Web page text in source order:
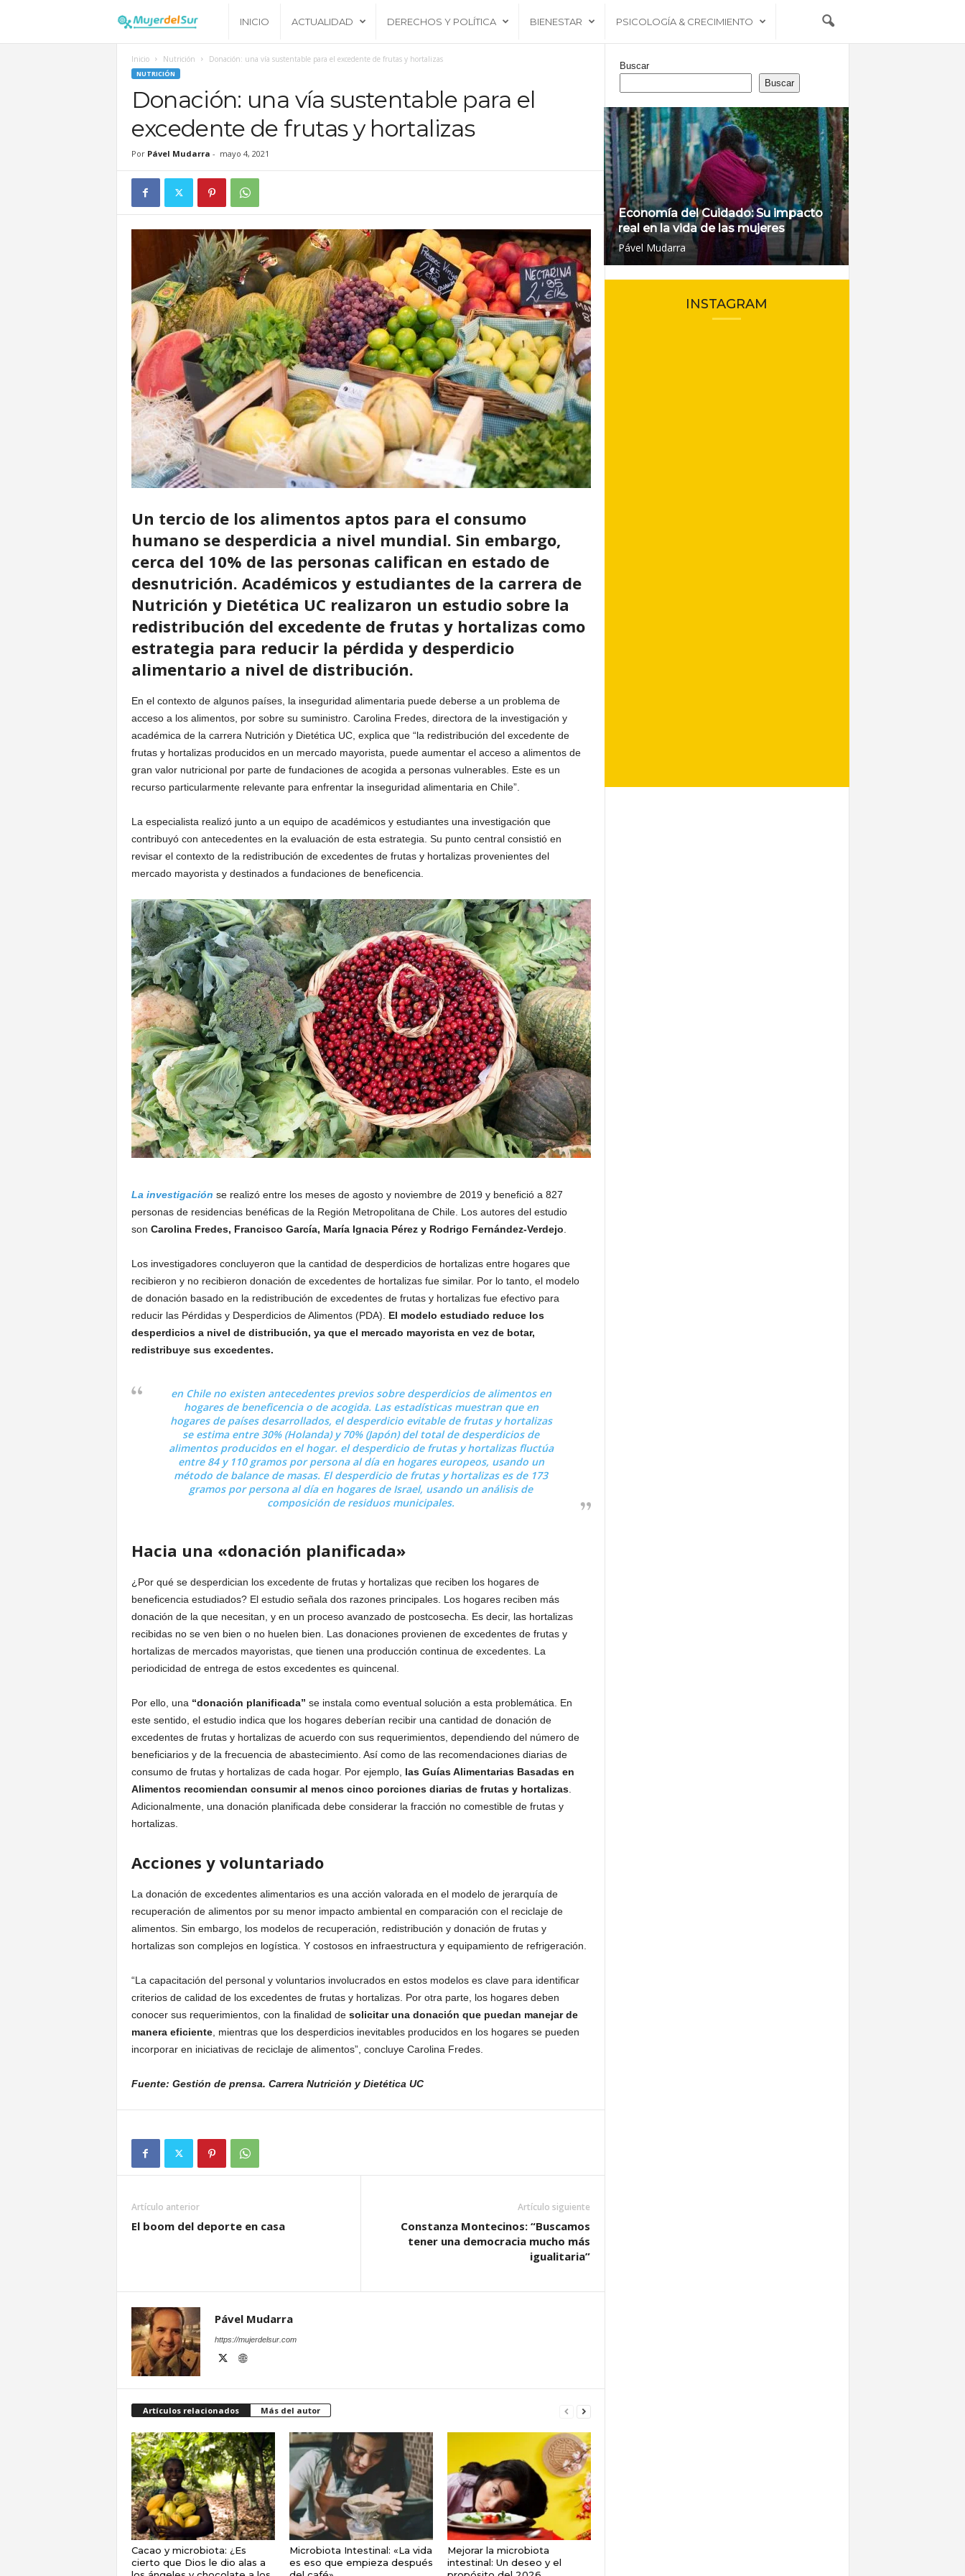
e
e
l
S
u
r
INICIO ACTUALIDAD DERECHOS Y POLÍTICA BIENESTAR PSICOLOGÍA & CRECIMIENTO
Inicio Nutrición Donación: una vía sustentable para el excedente de frutas y hortalizas
NUTRICIÓN
Donación: una vía sustentable para el
excedente de frutas y hortalizas
Por Pável Mudarra - mayo 4, 2021
Un tercio de los alimentos aptos para el consumo
humano se desperdicia a nivel mundial. Sin embargo,
cerca del 10% de las personas califican en estado de
desnutrición. Académicos y estudiantes de la carrera de
Nutrición y Dietética UC realizaron un estudio sobre la
redistribución del excedente de frutas y hortalizas como
estrategia para reducir la pérdida y desperdicio
alimentario a nivel de distribución.
En el contexto de algunos países, la inseguridad alimentaria puede deberse a un problema de
acceso a los alimentos, por sobre su suministro. Carolina Fredes, directora de la investigación y
académica de la carrera Nutrición y Dietética UC, explica que “la redistribución del excedente de
frutas y hortalizas producidos en un mercado mayorista, puede aumentar el acceso a alimentos de
gran valor nutricional por parte de fundaciones de acogida a personas vulnerables. Este es un
recurso particularmente relevante para enfrentar la inseguridad alimentaria en Chile”.
La especialista realizó junto a un equipo de académicos y estudiantes una investigación que
contribuyó con antecedentes en la evaluación de esta estrategia. Su punto central consistió en
revisar el contexto de la redistribución de excedentes de frutas y hortalizas provenientes del
mercado mayorista y destinados a fundaciones de beneficencia.
La investigación se realizó entre los meses de agosto y noviembre de 2019 y benefició a 827
personas de residencias benéficas de la Región Metropolitana de Chile. Los autores del estudio
son Carolina Fredes, Francisco García, María Ignacia Pérez y Rodrigo Fernández-Verdejo
Los investigadores concluyeron que la cantidad de desperdicios de hortalizas entre hogares que
recibieron y no recibieron donación de excedentes de hortalizas fue similar. Por lo tanto, el modelo
de donación basado en la redistribución de excedentes de frutas y hortalizas fue efectivo para
reducir las Pérdidas y Desperdicios de Alimentos (PDA). El modelo estudiado reduce los
desperdicios a nivel de distribución, ya que el mercado mayorista en vez de botar,
redistribuye sus excedentes.
en Chile no existen antecedentes previos sobre desperdicios de alimentos en
hogares de beneficencia o de acogida. Las estadísticas muestran que en
hogares de países desarrollados, el desperdicio evitable de frutas y hortalizas
se estima entre 30% (Holanda) y 70% (Japón) del total de desperdicios de
alimentos producidos en el hogar. el desperdicio de frutas y hortalizas fluctúa
entre 84 y 110 gramos por persona al día en hogares europeos, usando un
método de balance de masas. El desperdicio de frutas y hortalizas es de 173
gramos por persona al día en hogares de Israel, usando un análisis de
composición de residuos municipales.
Hacia una «donación planificada»
¿Por qué se desperdician los excedente de frutas y hortalizas que reciben los hogares de
beneficencia estudiados? El estudio señala dos razones principales. Los hogares reciben más
donación de la que necesitan, y en un proceso avanzado de postcosecha. Es decir, las hortalizas
recibidas no se ven bien o no huelen bien. Las donaciones provienen de excedentes de frutas y
hortalizas de mercados mayoristas, que tienen una producción continua de excedentes. La
periodicidad de entrega de estos excedentes es quincenal.
Por ello, una “donación planificada” se instala como eventual solución a esta problemática. En
este sentido, el estudio indica que los hogares deberían recibir una cantidad de donación de
excedentes de frutas y hortalizas de acuerdo con sus requerimientos, dependiendo del número de
beneficiarios y de la frecuencia de abastecimiento. Así como de las recomendaciones diarias de
consumo de frutas y hortalizas de cada hogar. Por ejemplo, las Guías Alimentarias Basadas en
Alimentos recomiendan consumir al menos cinco porciones diarias de frutas y hortalizas.
Adicionalmente, una donación planificada debe considerar la fracción no comestible de frutas y
hortalizas.
Acciones y voluntariado
La donación de excedentes alimentarios es una acción valorada en el modelo de jerarquía de
recuperación de alimentos por su menor impacto ambiental en comparación con el reciclaje de
alimentos. Sin embargo, los modelos de recuperación, redistribución y donación de frutas y
hortalizas son complejos en logística. Y costosos en infraestructura y equipamiento de refrigeración.
“La capacitación del personal y voluntarios involucrados en estos modelos es clave para identificar
criterios de calidad de los excedentes de frutas y hortalizas. Por otra parte, los hogares deben
conocer sus requerimientos, con la finalidad de solicitar una donación que puedan manejar de
manera eficiente, mientras que los desperdicios inevitables producidos en los hogares se pueden
incorporar en iniciativas de reciclaje de alimentos”, concluye Carolina Fredes.
Fuente: Gestión de prensa. Carrera Nutrición y Dietética UC
Artículo anterior
El boom del deporte en casa
Artículo siguiente
Constanza Montecinos: “Buscamos
tener una democracia mucho más
igualitaria”
Pável Mudarra
https://mujerdelsur.com
Artículos relacionados Más del autor
Cacao y microbiota: ¿Es
cierto que Dios le dio alas a
Microbiota Intestinal: «La vida
es eso que empieza después
Mejorar la microbiota
intestinal: Un deseo y el
Buscar
Buscar
Economía del Cuidado: Su impacto
real en la vida de las mujeres
Pável Mudarra
INSTAGRAM